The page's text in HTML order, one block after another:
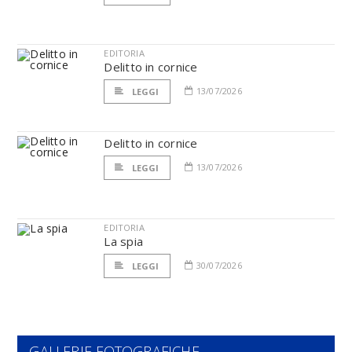
EDITORIA
Delitto in cornice
LEGGI 13/07/2026
Delitto in cornice
LEGGI 13/07/2026
EDITORIA
La spia
LEGGI 30/07/2026